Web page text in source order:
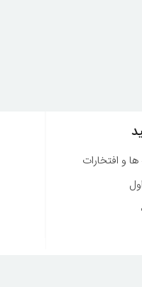
و افتخارات